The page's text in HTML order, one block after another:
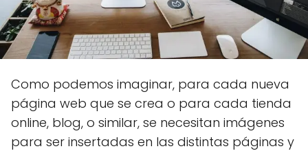
Como podemos imaginar, para cada nueva
página web que se crea o para cada tienda
online, blog, o similar, se necesitan imágenes
para ser insertadas en las distintas páginas y